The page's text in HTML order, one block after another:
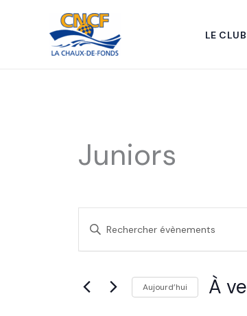
LE CLUB
Juniors
navigation
vues
Saisir
mot-
clé.
Évènements
par
Aujourd’hui À